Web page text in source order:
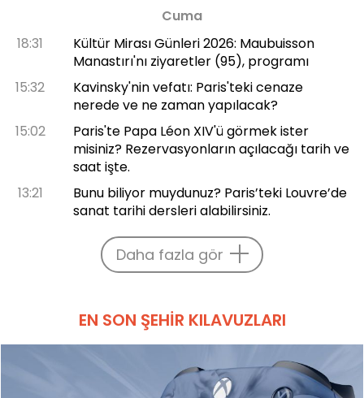
Cuma
18:31
Kültür Mirası Günleri 2026: Maubuisson
Manastırı'nı ziyaretler (95), programı
15:32
Kavinsky'nin vefatı: Paris'teki cenaze
nerede ve ne zaman yapılacak?
15:02
Paris'te Papa Léon XIV'ü görmek ister
misiniz? Rezervasyonların açılacağı tarih ve
saat işte.
13:21
Bunu biliyor muydunuz? Paris’teki Louvre’de
sanat tarihi dersleri alabilirsiniz.
Daha fazla gör
EN SON ŞEHIR KILAVUZLARI